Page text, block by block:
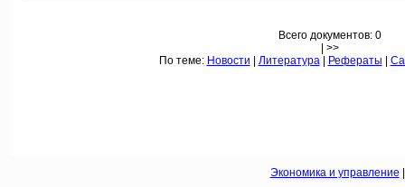
Всего документов: 0
| >>
По теме: Новости Литература| Рефераты
Экономика и управление